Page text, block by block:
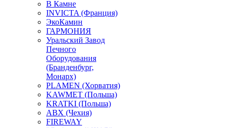
В Камне
INVICTA (Франция)
ЭкоКамин
ГАРМОНИЯ
Уральский Завод
Печного
Оборудования
(Бранденбург,
Монарх)
PLAMEN (Хорватия)
KAWMET (Польша)
KRATKI (Польша)
ABX (Чехия)
FIREWAY